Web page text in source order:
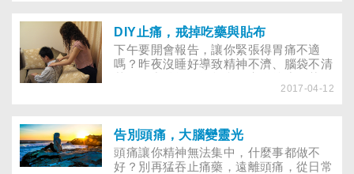
DIY止痛，戒掉吃藥與貼布
下午要開會報告，讓你緊張得胃痛不適
嗎？昨夜沒睡好導致精神不濟、腦袋不清
配方，讓你保持最佳狀態，變身職場A
2017-04-12
告別頭痛，大腦變靈光
頭痛讓你精神無法集中，什麼事都做不
好？別再猛吞止痛藥，遠離頭痛，從日常